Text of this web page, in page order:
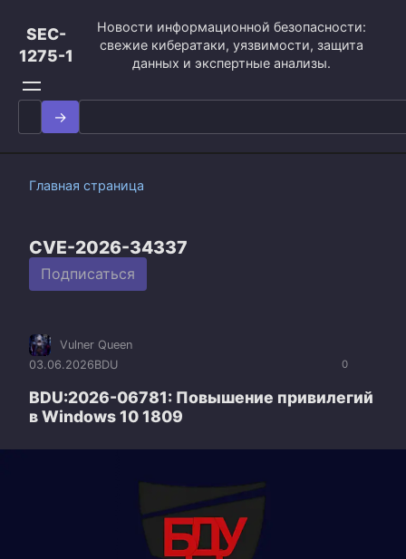
контенту
SEC-
1275-1
Новости информационной безопасности:
свежие кибератаки, уязвимости, защита
данных и экспертные анализы.
Search
for:
Главная страница
CVE-2026-34337
Подписаться
0
Vulner Queen
03.06.2026BDU
BDU:2026-06781: Повышение привилегий
в Windows 10 1809